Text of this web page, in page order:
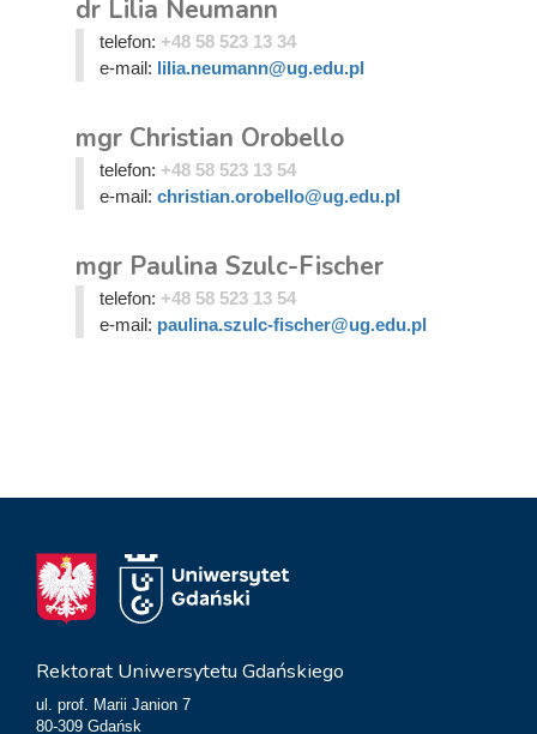
dr Lilia Neumann
telefon: +48 58 523 13 34
e-mail: lilia.neumann@ug.edu.pl
mgr Christian Orobello
telefon: +48 58 523 13 54
e-mail: christian.orobello@ug.edu.pl
mgr Paulina Szulc-Fischer
telefon: +48 58 523 13 54
e-mail: paulina.szulc-fischer@ug.edu.pl
Rektorat Uniwersytetu Gdańskiego
ul. prof. Marii Janion 7
80-309 Gdańsk